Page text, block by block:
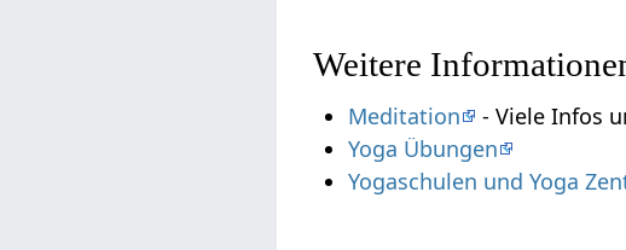
Weitere
Meditation
- Viele Infos
Yoga Übungen
Yogaschulen und Yoga